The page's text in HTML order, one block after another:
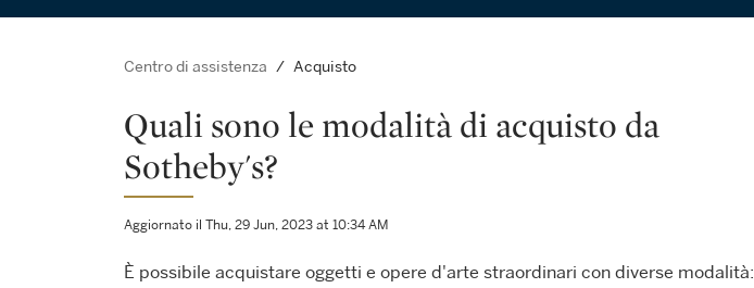
Centro di assistenza Acquisto
Quali sono le modalità di acquisto da
Sotheby's?
Aggiornato il Thu, 29 Jun, 2023 at 10:34 AM
È possibile acquistare oggetti e opere d'arte straordinari con diverse modalità: